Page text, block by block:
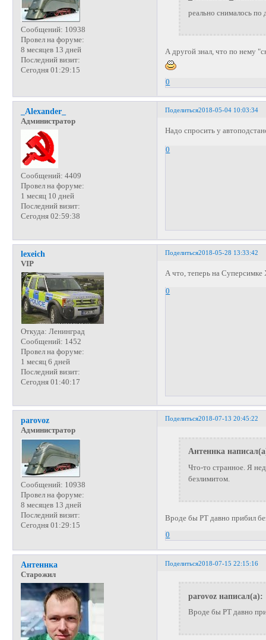
Сообщений: 10938
Провел на форуме:
8 месяцев 13 дней
Последний визит:
Сегодня 01:29:15
реально снималось по
А другой знал, что по нему
0
Поделиться2018-05-04 10:03:34
_Alexander_
Администратор
Сообщений: 4409
Провел на форуме:
1 месяц 10 дней
Последний визит:
Сегодня 02:59:38
Надо спросить у
0
Поделиться2018-05-28 13:33:42
lexeich
VIP
Откуда: Ленинград
Сообщений: 1452
Провел на форуме:
1 месяц 6 дней
Последний визит:
Сегодня 01:40:17
А что, теперь на Суперсимке
0
Поделиться2018-07-13 20:45:22
parovoz
Администратор
Сообщений: 10938
Провел на форуме:
8 месяцев 13 дней
Последний визит:
Сегодня 01:29:15
Антеннка
Что-то странное. Я
безлимитом.
Вроде бы РТ давно прибил
0
Поделиться2018-07-15 22:15:16
Антеннка
Старожил
parovoz написал(а):
Вроде бы РТ давно